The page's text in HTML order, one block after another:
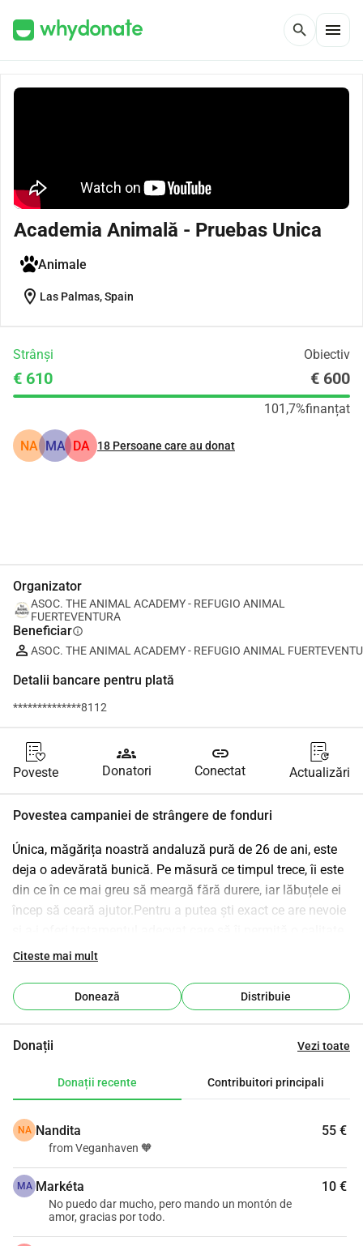
search menu
Academia Animală - Pruebas Unica
Animale
location_on Las Palmas, Spain
Strânși Obiectiv
€ 610 € 600
101,7%finanțat
NA MA DA 18 Persoane care au donat
Organizator
ASOC. THE ANIMAL ACADEMY - REFUGIO ANIMAL
FUERTEVENTURA
Beneficiarinfo
ASOC. THE ANIMAL ACADEMY - REFUGIO ANIMAL
Detalii bancare pentru plată
**************8112
Poveste
groups
Donatori
link
Conectat Actualizări
Povestea campaniei de strângere de fonduri
Única, măgărița noastră andaluză pură de 26 de ani, este
deja o adevărată bunică. Pe măsură ce timpul trece, îi este
din ce în ce mai greu să meargă fără durere, iar lăbuțele ei
încep să ceară ajutor.Pentru a putea ști exact ce are nevoie
mai bună a vieții, este esențial să îi facem o revizie
asumarea acestor cheltuieli devine mai complicată, așa că
cerem ajutorul vostru. Fiecare mică contribuție ne apropie
merită în această etapă a vieții sale.Dacă vrei să faci parte
puțină durere, orice ajutor contează.
Citeste mai mult
Donează Distribuie
Donații Vezi toate
Donații recente Contribuitori principali
NA Nandita 55 €
from Veganhaven 🧡
MA Markéta 10 €
No puedo dar mucho, pero mando un montón de
amor, gracias por todo.